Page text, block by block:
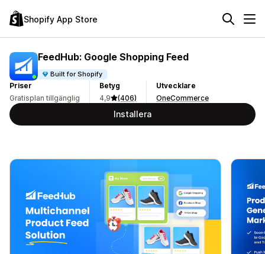
Shopify App Store
FeedHub: Google Shopping Feed
Built for Shopify
Priser
Gratisplan tillgänglig
Betyg
4,9
(406)
Utvecklare
OneCommerce
Installera